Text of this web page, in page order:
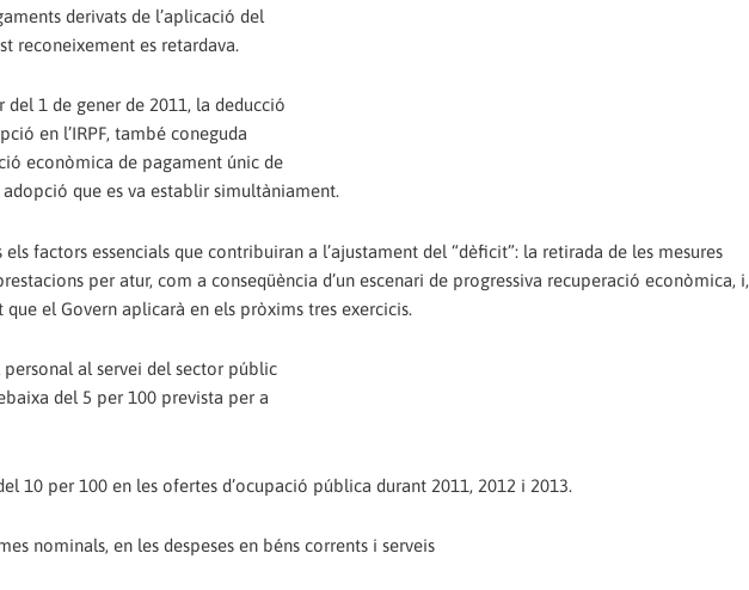
derivats de l’aplicació del
reconeixement es retardava.
1 de gener de 2011, la deducció
en l’IRPF, també coneguda
econòmica de pagament únic de
que es va establir simultàniament.
els factors essencials que contribuiran a l’ajustament del “dèficit”: la retirada de les mesures
per atur, com a conseqüència d’un escenari de progressiva recuperació econòmica, i,
que el Govern aplicarà en els pròxims tres exercicis.
al servei del sector públic
del 5 per 100 prevista per a
10 per 100 en les ofertes d’ocupació pública durant 2011, 2012 i 2013.
nominals, en les despeses en béns corrents i serveis